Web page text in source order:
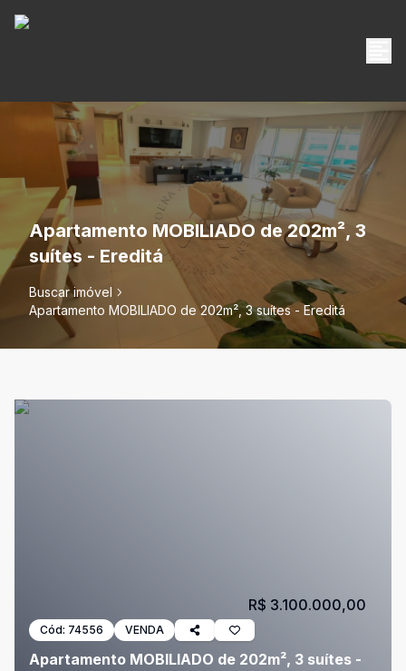
Apartamento MOBILIADO de 202m², 3
suítes - Ereditá
Buscar imóvel
Apartamento MOBILIADO de 202m², 3 suítes - Ereditá
Cód: 74556 VENDA
Apartamento MOBILIADO de 202m², 3 suítes -
R$ 3.100.000,00